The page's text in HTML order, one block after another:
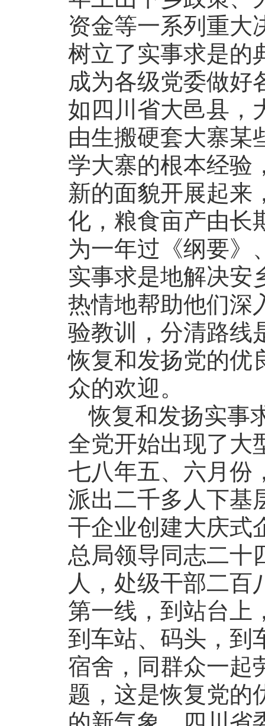
资金等一系列重大
树立了实事求是的
成为各级党委做好
如四川省大邑县，
由生搬硬套大寨某
学大寨的根本经验
新的面貌开展起来
化，粮食亩产由长
为一年过《纲要》
实事求是地解决安
热情地帮助他们深
验教训，分清路线
恢复和发扬党的优
众的欢迎。
恢复和发扬实事
全党开始出现了大
七八年五、六月份
派出二千多人下基
干企业创建大庆式
总局领导同志二十
人，处级干部二百
第一线，到站台上
到车站、码头，到
宿舍，同群众一起
题，这是恢复党的